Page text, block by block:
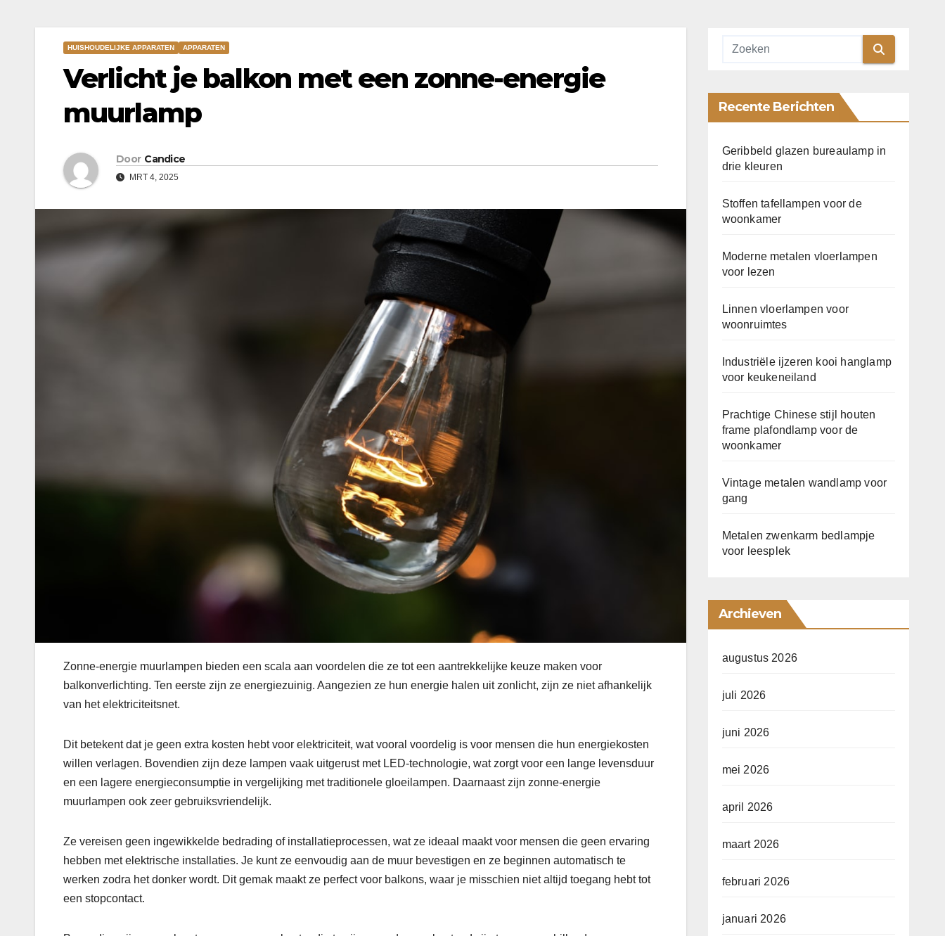
HUISHOUDELIJKE APPARATEN APPARATEN
Verlicht je balkon met een zonne-energie
muurlamp
Door Candice
MRT 4, 2025
Zonne-energie muurlampen bieden een scala aan voordelen die ze tot een aantrekkelijke keuze maken voor
balkonverlichting. Ten eerste zijn ze energiezuinig. Aangezien ze hun energie halen uit zonlicht, zijn ze niet afhankelijk
van het elektriciteitsnet.
Dit betekent dat je geen extra kosten hebt voor elektriciteit, wat vooral voordelig is voor mensen die hun energiekosten
willen verlagen. Bovendien zijn deze lampen vaak uitgerust met LED-technologie, wat zorgt voor een lange levensduur
en een lagere energieconsumptie in vergelijking met traditionele gloeilampen. Daarnaast zijn zonne-energie
muurlampen ook zeer gebruiksvriendelijk.
Ze vereisen geen ingewikkelde bedrading of installatieprocessen, wat ze ideaal maakt voor mensen die geen ervaring
hebben met elektrische installaties. Je kunt ze eenvoudig aan de muur bevestigen en ze beginnen automatisch te
werken zodra het donker wordt. Dit gemak maakt ze perfect voor balkons, waar je misschien niet altijd toegang hebt tot
een stopcontact.
Recente Berichten
Geribbeld glazen bureaulamp in
drie kleuren
Stoffen tafellampen voor de
woonkamer
Moderne metalen vloerlampen
voor lezen
Linnen vloerlampen voor
woonruimtes
Industriële ijzeren kooi hanglamp
voor keukeneiland
Prachtige Chinese stijl houten
frame plafondlamp voor de
woonkamer
Vintage metalen wandlamp voor
gang
Metalen zwenkarm bedlampje
voor leesplek
Archieven
augustus 2026
juli 2026
juni 2026
mei 2026
april 2026
maart 2026
februari 2026
januari 2026